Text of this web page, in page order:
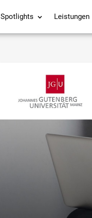
Spotlights Leistungen